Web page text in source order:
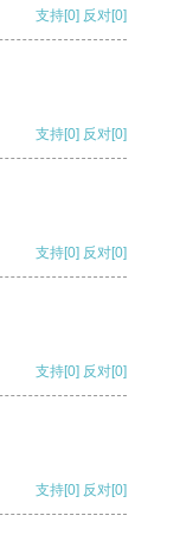
支持[0] 反对[0]
支持[0] 反对[0]
支持[0] 反对[0]
支持[0] 反对[0]
支持[0] 反对[0]